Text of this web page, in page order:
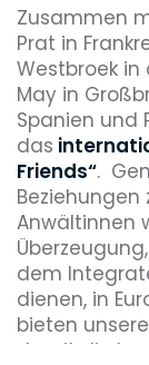
Zusammen
Prat in
Westbroek
May in
Spanien und
das
Friends“.
Anwältinnen
dem
dienen, in
bieten
damit die